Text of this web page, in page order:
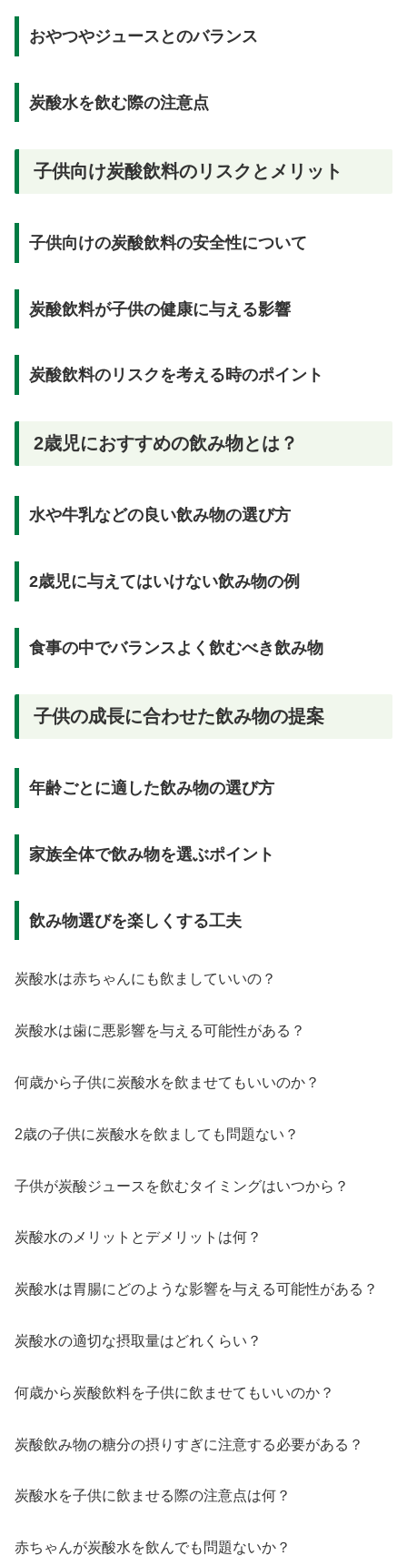
おやつやジュースとのバランス
炭酸水を飲む際の注意点
子供向け炭酸飲料のリスクとメリット
子供向けの炭酸飲料の安全性について
炭酸飲料が子供の健康に与える影響
炭酸飲料のリスクを考える時のポイント
2歳児におすすめの飲み物とは？
水や牛乳などの良い飲み物の選び方
2歳児に与えてはいけない飲み物の例
食事の中でバランスよく飲むべき飲み物
子供の成長に合わせた飲み物の提案
年齢ごとに適した飲み物の選び方
家族全体で飲み物を選ぶポイント
飲み物選びを楽しくする工夫
炭酸水は赤ちゃんにも飲ましていいの？
炭酸水は歯に悪影響を与える可能性がある？
何歳から子供に炭酸水を飲ませてもいいのか？
2歳の子供に炭酸水を飲ましても問題ない？
子供が炭酸ジュースを飲むタイミングはいつから？
炭酸水のメリットとデメリットは何？
炭酸水は胃腸にどのような影響を与える可能性がある？
炭酸水の適切な摂取量はどれくらい？
何歳から炭酸飲料を子供に飲ませてもいいのか？
炭酸飲み物の糖分の摂りすぎに注意する必要がある？
炭酸水を子供に飲ませる際の注意点は何？
赤ちゃんが炭酸水を飲んでも問題ないか？